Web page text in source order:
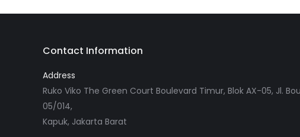
Contact Information
Address
Ruko Viko The Green Court Boulevard Timur, Blok AX-05, Jl.
05/014,
Kapuk, Jakarta Barat